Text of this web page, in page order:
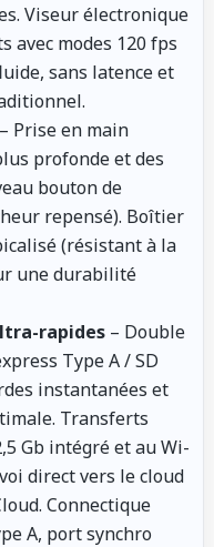
Viseur électronique
avec modes 120 fps
sans latence et
– Prise en main
profonde et des
bouton de
repensé). Boîtier
(résistant à la
une durabilité
rapides – Double
Type A / SD
instantanées et
Transferts
Gb intégré et au Wi-
direct vers le cloud
Connectique
A, port synchro